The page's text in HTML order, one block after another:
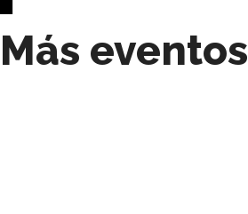
Más eventos